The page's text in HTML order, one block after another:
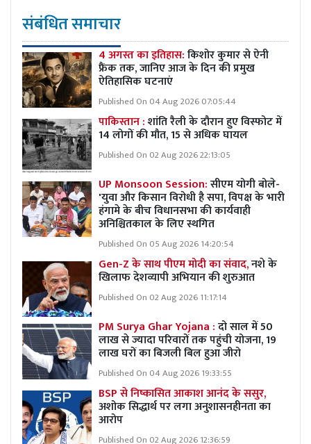
संबंधित समाचार
4 अगस्त का इतिहास:किशोर कुमार से ऐनी
फ्रैंक तक, जानिए आज के दिन की प्रमुख
ऐतिहासिक घटनाएं
Published On 04 Aug 2026 07:05:44
पाकिस्तान :शांति रैली के दौरान हुए विस्फोट में
14 लोगों की मौत, 15 से अधिक घायल
Published On 02 Aug 2026 22:13:05
UP Monsoon Session:सीएम योगी बोले-
'युवा और किसान विरोधी है सपा, विपक्ष के भारी
हंगामे के बीच विधानसभा की कार्यवाही
अनिश्चितकाल के लिए स्थगित
Published On 05 Aug 2026 14:20:54
Gen-Z के साथ पीएम मोदी का संवाद,नशे के
खिलाफ देशव्यापी अभियान की शुरुआत
Published On 02 Aug 2026 11:17:14
PM Surya Ghar Yojana :दो साल में 50
लाख से ज्यादा परिवारों तक पहुंची योजना, 19
लाख घरों का बिजली बिल हुआ जीरो
Published On 04 Aug 2026 19:33:55
BSP से निष्कासित आकाश आनंद के ससुर,
अशोक सिद्धार्थ पर लगा अनुशासनहीनता का
आरोप
Published On 02 Aug 2026 12:36:59